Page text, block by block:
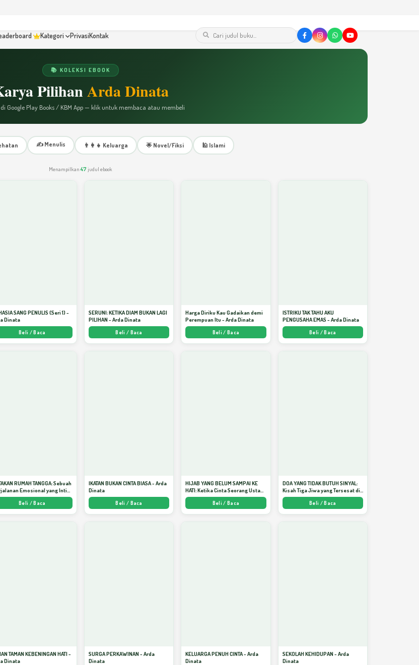
Kategori PrivasiKontak
📚 KOLEKSI EBOOK
PilihanArda Dinata
Google Play Books / KBM App — klik untuk membaca atau membeli
✍️ Menulis 👨‍👩‍👧 Keluarga 🌟 Novel/Fiksi 🕌 Islami
Menampilkan47 judul ebook
SANG PENULIS (Seri 1) -
Dinata
Beli / Baca
SERUNI: KETIKA DIAM BUKAN LAGI
PILIHAN - Arda Dinata
Beli / Baca
Harga Diriku Kau Gadaikan demi
Perempuan Itu - Arda Dinata
Beli / Baca
ISTRIKU TAK TAHU AKU
PENGUSAHA EMAS - Arda Dinata
Beli / Baca
RUMAH TANGGA: Sebuah
Emosional yang Intim
Mendalam - Arda Dinata
Beli / Baca
IKATAN BUKAN CINTA BIASA - Arda
Dinata
Beli / Baca
HIJAB YANG BELUM SAMPAI KE
HATI: Ketika Cinta Seorang Ustadz
Menjadi Cermin yang Paling
Kejam - Arda Dinata
Beli / Baca
DOA YANG TIDAK BUTUH SINYAL:
Kisah Tiga Jiwa yang Tersesat di
Era AI dan Menemukan Jalan
Pulang di Bulan Ramadhan" -
Arda Dinata
Beli / Baca
TAMAN KEBENINGAN HATI -
Dinata
SURGA PERKAWINAN - Arda
Dinata
KELUARGA PENUH CINTA - Arda
Dinata
SEKOLAH KEHIDUPAN - Arda
Dinata